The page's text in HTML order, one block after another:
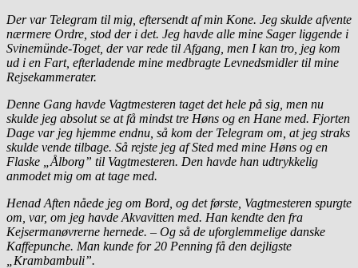
Der var Telegram til mig, eftersendt af min Kone. Jeg skulde afvente
nærmere Ordre, stod der i det. Jeg havde alle mine Sager liggende i
Svinemünde-Toget, der var rede til Afgang, men I kan tro, jeg kom
ud i en Fart, efterladende mine medbragte Levnedsmidler til mine
Rejsekammerater.
Denne Gang havde Vagtmesteren taget det hele på sig, men nu
skulde jeg absolut se at få mindst tre Høns og en Hane med. Fjorten
Dage var jeg hjemme endnu, så kom der Telegram om, at jeg straks
skulde vende tilbage. Så rejste jeg af Sted med mine Høns og en
Flaske „Ålborg” til Vagtmesteren. Den havde han udtrykkelig
anmodet mig om at tage med.
Henad Aften nåede jeg om Bord, og det første, Vagtmesteren spurgte
om, var, om jeg havde Akvavitten med. Han kendte den fra
Kejsermanøvrerne hernede. – Og så de uforglemmelige danske
Kaffepunche. Man kunde for 20 Penning få den dejligste
„Krambambuli”.